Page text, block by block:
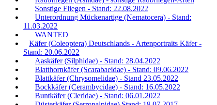
Sonstige Fliegen - Stand: 22.08.2022
Unterordnung Mückenartige (Nematocera) - Stand:
11.03.2022
WANTED
Käfer (Coleoptera) Deutschlands - Artenportraits Käfer -
Stand: 20.06.2022
Aaskäfer (Silphidae) - Stand: 28.04.2022
Blatthornkäfer (Scarabaeidae) - Stand: 09.06.2022
Blattkäfer (Chrysomelidae) - Stand 23.05.2022
Bockkäfer (Cerambycidae) - Stand: 16.05.2022
Buntkäfer (Cleridae) - Stand: 06.01.2022